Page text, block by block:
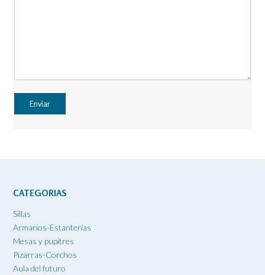
CATEGORIAS
Sillas
Armarios-Estanterías
Mesas y pupitres
Pizarras-Corchos
Aula del futuro